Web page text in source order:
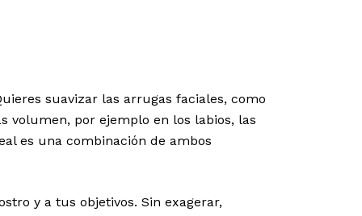
suavizar las arrugas faciales, como
volumen, por ejemplo en los labios, las
es una combinación de ambos
y a tus objetivos. Sin exagerar,